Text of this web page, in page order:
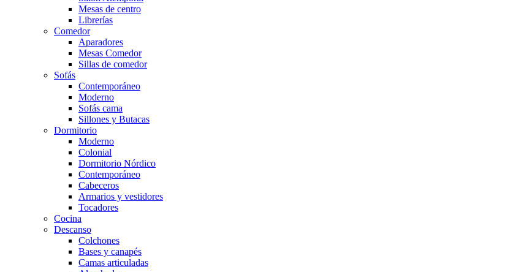
Mesas de centro
Librerías
Comedor
Aparadores
Mesas Comedor
Sillas de comedor
Sofás
Contemporáneo
Moderno
Sofás cama
Sillones y Butacas
Dormitorio
Moderno
Colonial
Dormitorio Nórdico
Contemporáneo
Cabeceros
Armarios y vestidores
Tocadores
Cocina
Descanso
Colchones
Bases y canapés
Camas articuladas